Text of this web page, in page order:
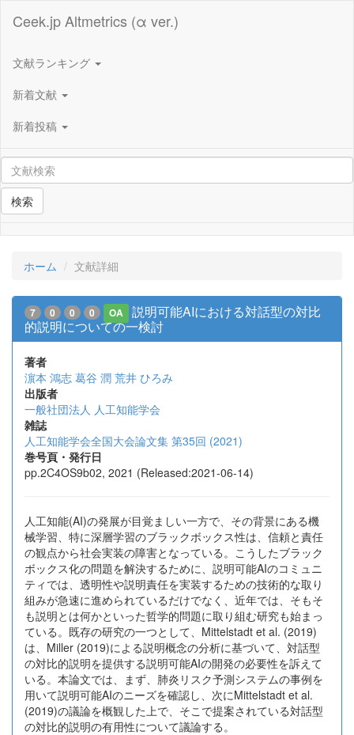
Ceek.jp Altmetrics (α ver.)
文献ランキング
新着文献
新着投稿
検索
ホーム 文献詳細
7 0 0 0 OA
説明可能AIにおける対話型の対比
的説明についての一検討
著者
濵本 鴻志 葛谷 潤 荒井 ひろみ
出版者
一般社団法人 人工知能学会
雑誌
人工知能学会全国大会論文集 第35回 (2021)
巻号頁・発行日
pp.2C4OS9b02, 2021 (Released:2021-06-14)
人工知能(AI)の発展が目覚ましい一方で、その背景にある機
械学習、特に深層学習のブラックボックス性は、信頼と責任
の観点から社会実装の障害となっている。こうしたブラック
ボックス化の問題を解決するために、説明可能AIのコミュニ
ティでは、透明性や説明責任を実装するための技術的な取り
組みが急速に進められているだけでなく、近年では、そもそ
も説明とは何かといった哲学的問題に取り組む研究も始まっ
ている。既存の研究の一つとして、Mittelstadt et al. (2019)
は、Miller (2019)による説明概念の分析に基づいて、対話型
の対比的説明を提供する説明可能AIの開発の必要性を訴えて
いる。本論文では、まず、肺炎リスク予測システムの事例を
用いて説明可能AIのニーズを確認し、次にMittelstadt et al.
(2019)の議論を概観した上で、そこで提案されている対話型
の対比的説明の有用性について議論する。